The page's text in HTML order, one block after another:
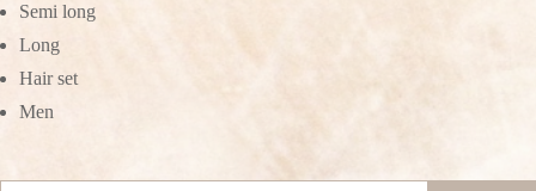
Semi long
Long
Hair set
Men